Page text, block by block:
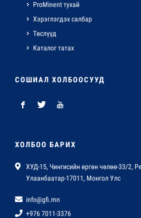
ProMinent тухай
Хэрэглэгдэх салбар
Төслүүд
Каталог татах
СОШИАЛ ХОЛБООСУУД
ХОЛБОО БАРИХ
ХУД-15, Чингисийн өргөн чөлөө-33/2,
Улаанбаатар-17011, Монгол Улс
info@gfi.mn
+976 7011-3376